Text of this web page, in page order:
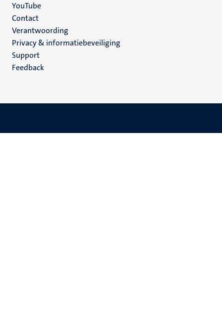
YouTube
Menu
footer
(NL)
Contact
Verantwoording
Privacy & informatiebeveiliging
Support
Feedback